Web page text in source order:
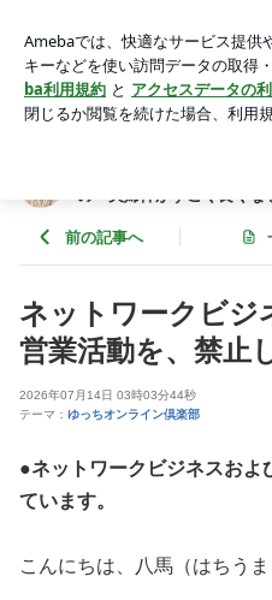
す。 | 浮気もレスも解決！
すごく良くなるカウンセリング
アプリをダウンロードして ブロ
ょう。
の 夫婦仲がすごく良くな
前の記事へ
ネットワークビジ
営業活動を、禁止
2026年07月14日 03時03分44秒
テーマ： ゆっちオンライン倶楽部
●ネットワークビジネスおよ
ています。
こんにちは、八馬（はちう